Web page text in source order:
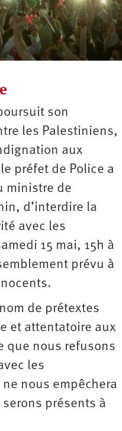
son
les Palestiniens,
aux
préfet de Police a
ministre de
d’interdire la
avec les
15 mai, 15h à
prévu à
de prétextes
et attentatoire aux
que nous refusons
les
nous empêchera
présents à